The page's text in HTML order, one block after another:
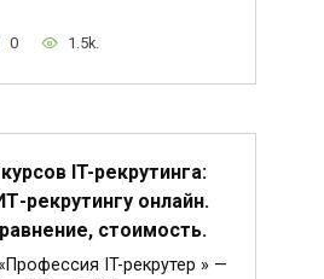
0 1.5k.
IT-рекрутинга:
рекрутингу онлайн.
стоимость.
IT-рекрутер » —